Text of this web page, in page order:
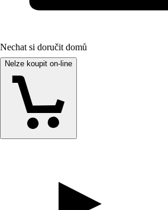
Nechat si doručit domů
Nelze koupit on-line